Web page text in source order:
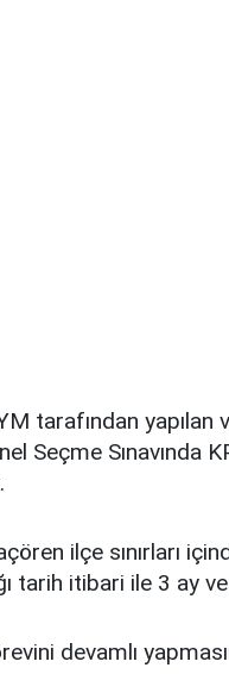
tarafından yapılan
Seçme Sınavında
ilçe sınırları
tarih itibari ile 3 ay
devamlı